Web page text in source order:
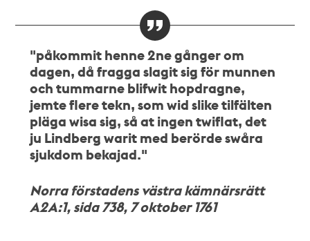
"påkommit henne 2ne gånger om
dagen, då fragga slagit sig för munnen
och tummarne blifwit hopdragne,
jemte flere tekn, som wid slike tilfälten
pläga wisa sig, så at ingen twiflat, det
ju Lindberg warit med berörde swåra
sjukdom bekajad."
Norra förstadens västra kämnärsrätt
A2A:1, sida 738, 7 oktober 1761